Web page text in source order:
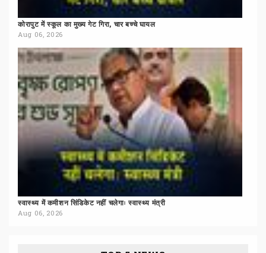
कोरापुट में स्कूल का मुख्य गेट गिरा, चार बच्चे घायल
Aug 06, 2026
स्वास्थ्य में कमीशन सिंडिकेट नहीं चलेगाः स्वास्थ्य मंत्री
Aug 06, 2026